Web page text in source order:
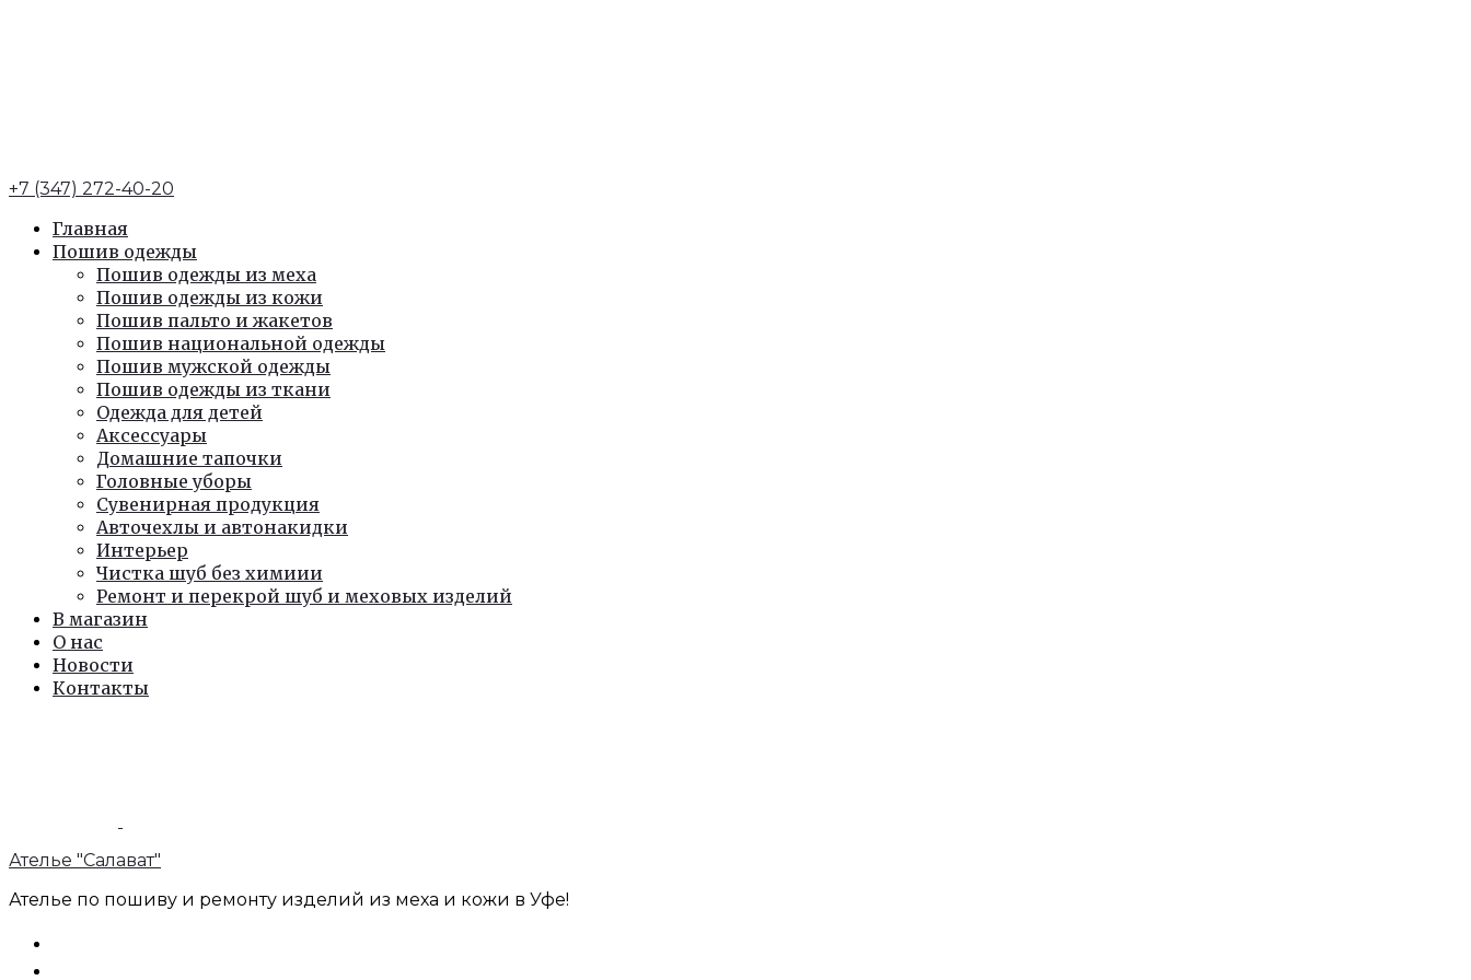
+7 (347) 272-40-20
Главная
Пошив одежды
Пошив одежды из меха
Пошив одежды из кожи
Пошив пальто и жакетов
Пошив национальной одежды
Пошив мужской одежды
Пошив одежды из ткани
Одежда для детей
Аксессуары
Домашние тапочки
Головные уборы
Сувенирная продукция
Авточехлы и автонакидки
Интерьер
Чистка шуб без химиии
Ремонт и перекрой шуб и меховых изделий
В магазин
О нас
Новости
Контакты
Ателье "Салават"
Ателье по пошиву и ремонту изделий из меха и кожи в Уфе!